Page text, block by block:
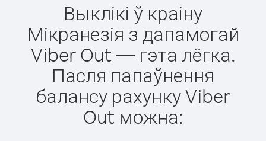
Выклікі ў краіну
Мікранезія з дапамогай
Viber Out — гэта лёгка.
Пасля папаўнення
балансу рахунку Viber
Out можна: